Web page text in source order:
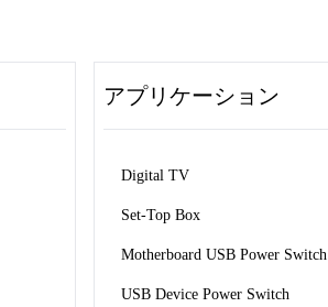
アプリケーション
Digital TV
Set-Top Box
Motherboard USB Power Switch
USB Device Power Switch